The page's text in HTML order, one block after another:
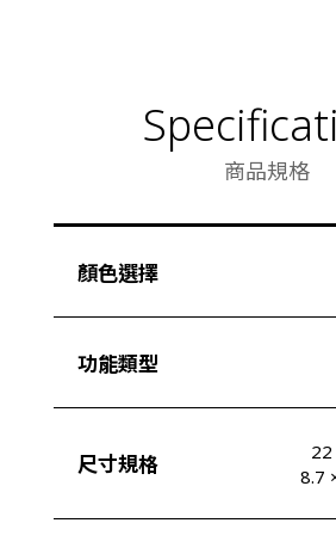
商品規格
顏色選擇
功能類型
尺寸規格
8.7